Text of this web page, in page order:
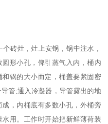
砖灶，灶上安锅，锅中注水，
形小孔，俾引蒸气入内，桶内
锅的大小而定，桶盖要紧固密
管;通入冷凝器，导管露出的地
，内桶底有多数小孔，外桶旁
用。工作时开始把新鲜薄荷装